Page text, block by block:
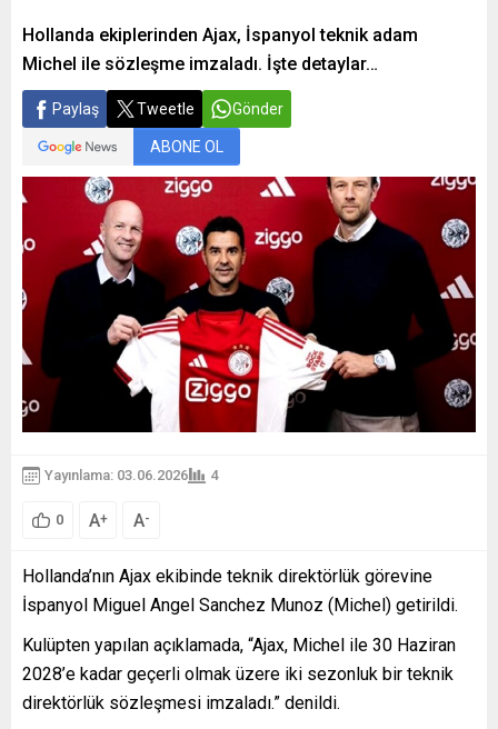
Hollanda ekiplerinden Ajax, İspanyol teknik adam
Michel ile sözleşme imzaladı. İşte detaylar…
Paylaş Tweetle Gönder
ABONE OL
Yayınlama: 03.06.2026 4
0 A+ A-
Hollanda’nın Ajax ekibinde teknik direktörlük görevine
İspanyol Miguel Angel Sanchez Munoz (Michel) getirildi.
Kulüpten yapılan açıklamada, “Ajax, Michel ile 30 Haziran
2028’e kadar geçerli olmak üzere iki sezonluk bir teknik
direktörlük sözleşmesi imzaladı.” denildi.